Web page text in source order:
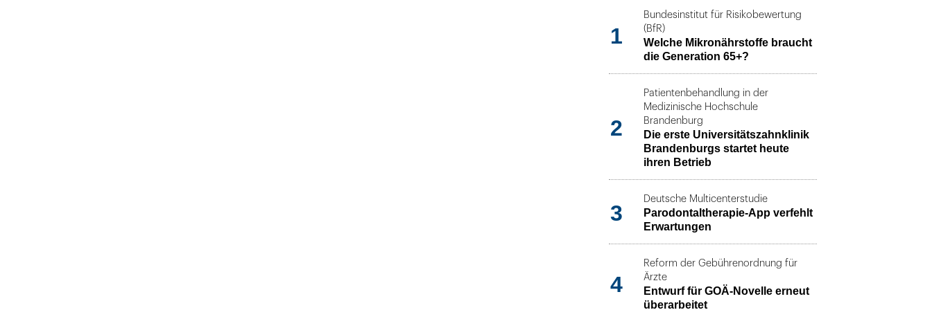
1
Bundesinstitut für Risikobewertung
(BfR)
Welche Mikronährstoffe braucht
die Generation 65+?
2
Patientenbehandlung in der
Medizinische Hochschule
Brandenburg
Die erste Universitätszahnklinik
Brandenburgs startet heute
ihren Betrieb
3
Deutsche Multicenterstudie
Parodontaltherapie-App verfehlt
Erwartungen
4
Reform der Gebührenordnung für
Ärzte
Entwurf für GOÄ-Novelle erneut
überarbeitet